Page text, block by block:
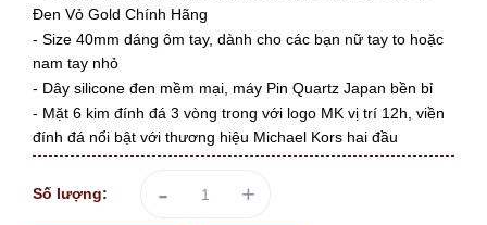
Đen Vỏ Gold Chính Hãng
- Size 40mm dáng ôm tay, dành cho các bạn nữ tay to hoặc
nam tay nhỏ
- Dây silicone đen mềm mại, máy Pin Quartz Japan bền bỉ
- Mặt 6 kim đính đá 3 vòng trong với logo MK vị trí 12h, viền
đính đá nổi bật với thương hiệu Michael Kors hai đầu
Số lượng: - +